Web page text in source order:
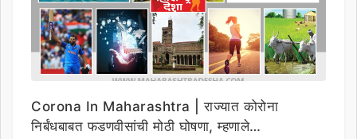
Corona In Maharashtra | राज्यात कोरोना
निर्बंधबाबत फडणवीसांची मोठी घोषणा, म्हणाले…